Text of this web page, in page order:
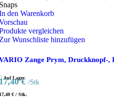
den Warenkorb
vergleichen
Wunschliste hinzufügen
Zange Prym, Druckknopf-,
Auf Lager
€ /Stk
€ / Stk.